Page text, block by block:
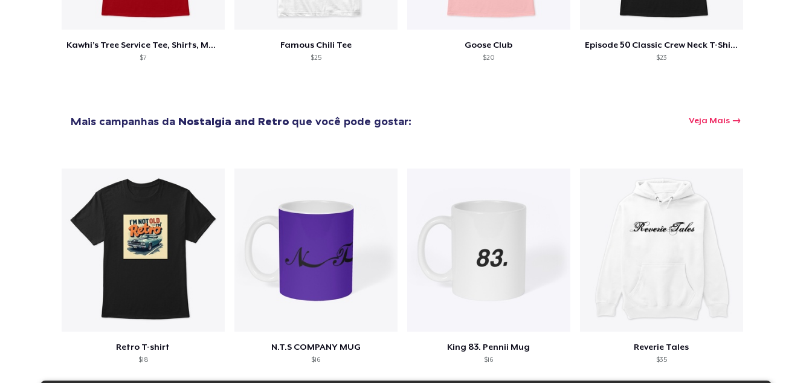
Kawhi’s Tree Service Tee, Shirts, Mug
$7
Famous Chili Tee
$25
Goose Club
$20
Episode 50 Classic Crew Neck T-Shirt
$23
Mais campanhas da Nostalgia and Retro que você pode gostar: Veja Mais
Retro T-shirt
$18
N.T.S COMPANY MUG
$16
King 83. Pennii Mug
$16
Reverie Tales
$35